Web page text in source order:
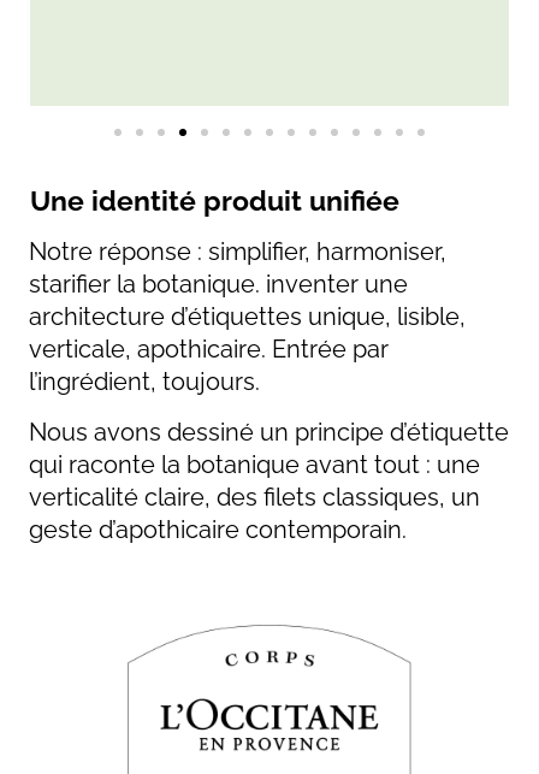
Une identité produit unifiée
Notre réponse : simplifier, harmoniser,
starifier la botanique. inventer une
architecture d’étiquettes unique, lisible,
verticale, apothicaire. Entrée par
l’ingrédient, toujours.
Nous avons dessiné un principe d’étiquette
qui raconte la botanique avant tout : une
verticalité claire, des filets classiques, un
geste d’apothicaire contemporain.